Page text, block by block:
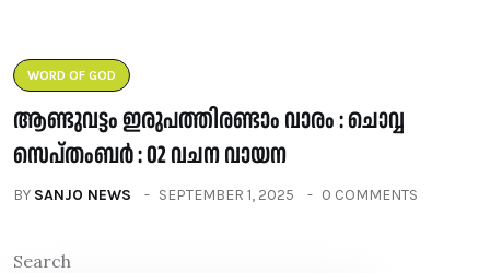
WORD OF GOD
ആണ്ടുവട്ടം ഇരുപത്തിരണ്ടാം വാരം : ചൊവ്വ
സെപ്തംബർ : 02 വചന വായന
BY SANJO NEWS SEPTEMBER 1, 2025 0 COMMENTS
Search